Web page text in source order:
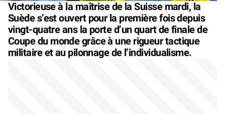
Victorieuse à la maîtrise de la Suisse mardi, la
Suède s’est ouvert pour la première fois depuis
vingt-quatre ans la porte d’un quart de finale de
Coupe du monde grâce à une rigueur tactique
militaire et au pilonnage de l’individualisme.